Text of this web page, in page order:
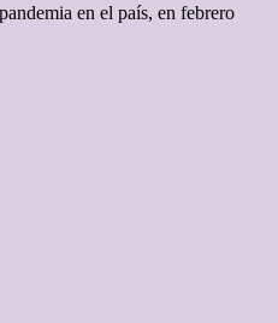
en el país, en febrero